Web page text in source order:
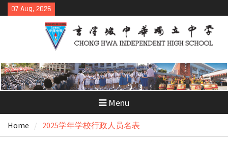
Skip
to
07 Aug, 2026
Menu
Home 2025学年学校行政人员名表